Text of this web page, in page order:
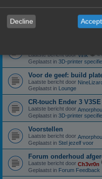
ROG STRIX Scope
Laatste bericht door Ch3vr0n
Geplaatst in
Te koop: Vraag
Laatste bericht doorVink «
Geplaatst in 3D-printer
Voor de geef: build
Laatste bericht door
Geplaatst in Lounge
CR-touch Ender 3 V3SE
Laatste bericht door
Geplaatst in 3D-printer
Voorstellen
Laatste bericht door
Geplaatst in Stel jezelf voor
Forum onderhoud
Laatste bericht door Ch3vr0n
Geplaatst in Forum Feedback
Decline